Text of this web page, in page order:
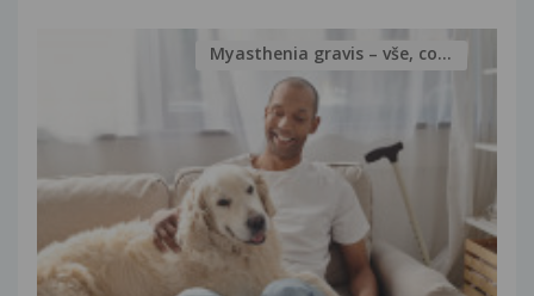
Myasthenia gravis – vše, co...